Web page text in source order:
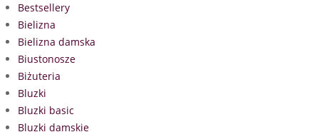
Bestsellery
Bielizna
Bielizna damska
Biustonosze
Biżuteria
Bluzki
Bluzki basic
Bluzki damskie